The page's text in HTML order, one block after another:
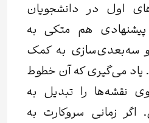
اول در دانشجویان
پیشنهادی هم متکی به
سه‌بعدی‌سازی به کمک
یاد می‌گیری که آن خطوط
نقشه‌ها را تبدیل به
زمانی سروکارت به